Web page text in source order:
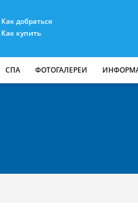
Как добраться
Как купить
СПА ФОТОГАЛЕРЕИ